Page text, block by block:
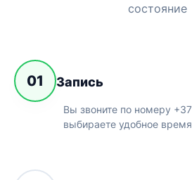
состояние
01 Запись
Вы звоните по номеру
выбираете удобное